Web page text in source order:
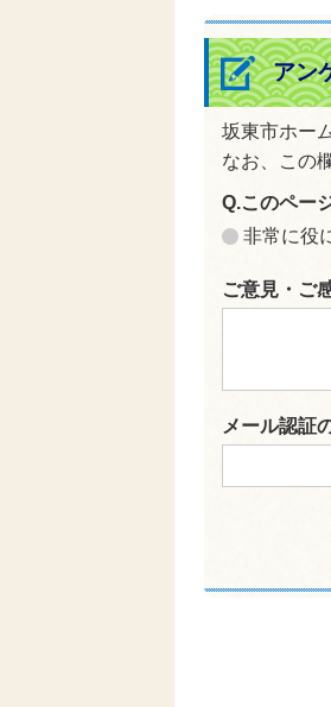
アン
坂東市ホー
なお、この
Q.このペー
非常に役
ご意見・ご
メール認証